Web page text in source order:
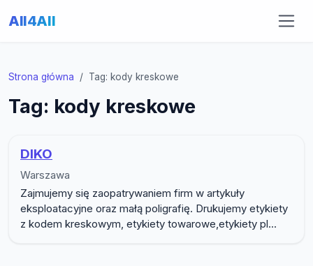
All4All
Strona główna Tag: kody kreskowe
Tag: kody kreskowe
DIKO
Warszawa
Zajmujemy się zaopatrywaniem firm w artykuły
eksploatacyjne oraz małą poligrafię. Drukujemy etykiety
z kodem kreskowym, etykiety towarowe,etykiety pl...